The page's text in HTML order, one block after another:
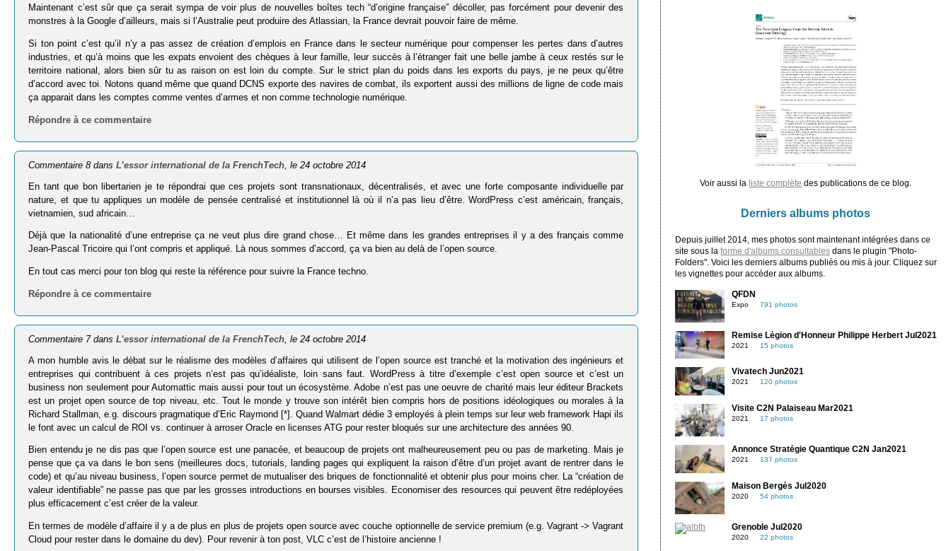
Maintenant c’est sûr que ça serait sympa de voir plus de nouvelles boîtes tech “d’origine française” décoller, pas forcément pour devenir des
monstres à la Google d’ailleurs, mais si l’Australie peut produire des Atlassian, la France devrait pouvoir faire de même.
Si ton point c’est qu’il n’y a pas assez de création d’emplois en France dans le secteur numérique pour compenser les pertes dans d’autres
industries, et qu’à moins que les expats envoient des chèques à leur famille, leur succès à l’étranger fait une belle jambe à ceux restés sur le
territoire national, alors bien sûr tu as raison on est loin du compte. Sur le strict plan du poids dans les exports du pays, je ne peux qu’être
d’accord avec toi. Notons quand même que quand DCNS exporte des navires de combat, ils exportent aussi des millions de ligne de code mais
ça apparait dans les comptes comme ventes d’armes et non comme technologie numérique.
Répondre à ce commentaire
Commentaire 8 dansL’essor international de la FrenchTech , le 24 octobre 2014
En tant que bon libertarien je te répondrai que ces projets sont transnationaux, décentralisés, et avec une forte composante individuelle par
nature, et que tu appliques un modèle de pensée centralisé et institutionnel là où il n’a pas lieu d’être. WordPress c’est américain, français,
vietnamien, sud africain…
Déjà que la nationalité d’une entreprise ça ne veut plus dire grand chose… Et même dans les grandes entreprises il y a des français comme
Jean-Pascal Tricoire qui l’ont compris et appliqué. Là nous sommes d’accord, ça va bien au delà de l’open source.
En tout cas merci pour ton blog qui reste la référence pour suivre la France techno.
Répondre à ce commentaire
Commentaire 7 dansL’essor international de la FrenchTech , le 24 octobre 2014
A mon humble avis le débat sur le réalisme des modèles d’affaires qui utilisent de l’open source est tranché et la motivation des ingénieurs et
entreprises qui contribuent à ces projets n’est pas qu’idéaliste, loin sans faut. WordPress à titre d’exemple c’est open source et c’est un
business non seulement pour Automattic mais aussi pour tout un écosystème. Adobe n’est pas une oeuvre de charité mais leur éditeur Brackets
est un projet open source de top niveau, etc. Tout le monde y trouve son intérêt bien compris hors de positions idéologiques ou morales à la
Richard Stallman, e.g. discours pragmatique d’Eric Raymond [*]. Quand Walmart dédie 3 employés à plein temps sur leur web framework Hapi ils
le font avec un calcul de ROI vs. continuer à arroser Oracle en licenses ATG pour rester bloqués sur une architecture des années 90.
Bien entendu je ne dis pas que l’open source est une panacée, et beaucoup de projets ont malheureusement peu ou pas de marketing. Mais je
pense que ça va dans le bon sens (meilleures docs, tutorials, landing pages qui expliquent la raison d’être d’un projet avant de rentrer dans le
code) et qu’au niveau business, l’open source permet de mutualiser des briques de fonctionnalité et obtenir plus pour moins cher. La “création de
valeur identifiable” ne passe pas que par les grosses introductions en bourses visibles. Economiser des resources qui peuvent être redéployées
plus efficacement c’est créer de la valeur.
En termes de modèle d’affaire il y a de plus en plus de projets open source avec couche optionnelle de service premium (e.g. Vagrant -> Vagrant
Cloud pour rester dans le domaine du dev). Pour revenir à ton post, VLC c’est de l’histoire ancienne !
Voir aussi la liste complète des publications de ce blog.
Derniers albums photos
Depuis juillet 2014, mes photos sont maintenant intégrées dans ce
site sous la forme d'albums consultablesdans le plugin "Photo-
Folders". Voici les derniers albums publiés ou mis à jour. Cliquez sur
les vignettes pour accéder aux albums.
QFDN
Expo 791 photos
Remise Légion d'Honneur Philippe Herbert Jul2021
2021 15 photos
Vivatech Jun2021
2021 120 photos
Visite C2N Palaiseau Mar2021
2021 17 photos
Annonce Stratégie Quantique C2N Jan2021
2021 137 photos
Maison Bergès Jul2020
2020 54 photos
Grenoble Jul2020
2020 22 photos